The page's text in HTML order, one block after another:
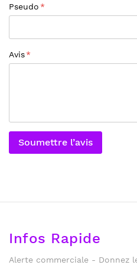
Pseudo
Avis
Soumettre l’avis
Infos Rapide
Alerte commerciale - Donnez